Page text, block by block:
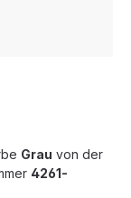
Grau von der
4261-